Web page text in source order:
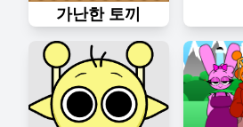
가난한 토끼